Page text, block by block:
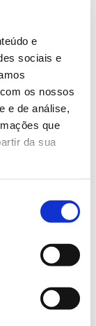
e
sociais e
os nossos
e de análise,
que
da sua
em risco:
espigas: